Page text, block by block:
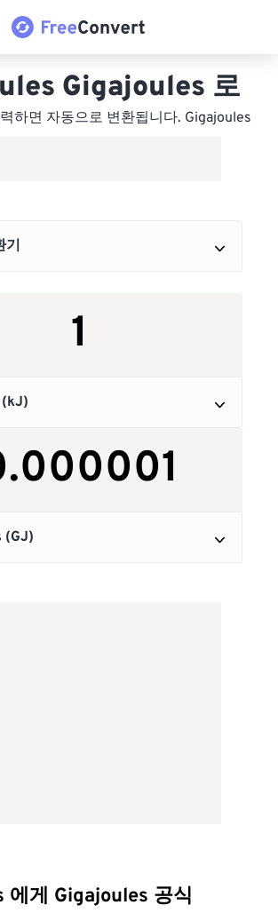
Gigajoules 로
하면 자동으로 변환됩니다. Gigajoules
에게 Gigajoules 공식